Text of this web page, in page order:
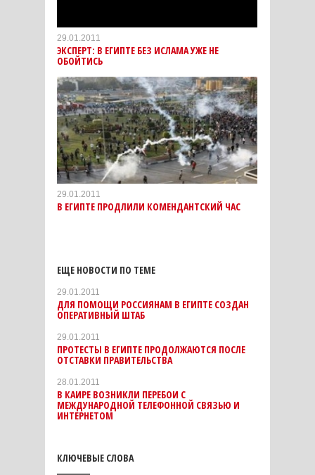
29.01.2011
ЭКСПЕРТ: В ЕГИПТЕ БЕЗ ИСЛАМА УЖЕ НЕ
ОБОЙТИСЬ
29.01.2011
В ЕГИПТЕ ПРОДЛИЛИ КОМЕНДАНТСКИЙ ЧАС
ЕЩЕ НОВОСТИ ПО ТЕМЕ
29.01.2011
ДЛЯ ПОМОЩИ РОССИЯНАМ В ЕГИПТЕ СОЗДАН
ОПЕРАТИВНЫЙ ШТАБ
29.01.2011
ПРОТЕСТЫ В ЕГИПТЕ ПРОДОЛЖАЮТСЯ ПОСЛЕ
ОТСТАВКИ ПРАВИТЕЛЬСТВА
28.01.2011
В КАИРЕ ВОЗНИКЛИ ПЕРЕБОИ С
МЕЖДУНАРОДНОЙ ТЕЛЕФОННОЙ СВЯЗЬЮ И
ИНТЕРНЕТОМ
КЛЮЧЕВЫЕ СЛОВА